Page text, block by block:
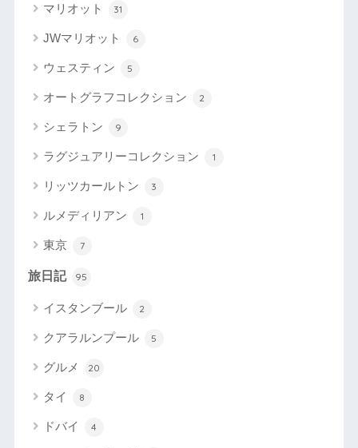
マリオット 31
JWマリオット 6
ウェスティン 5
オートグラフコレクション 2
シェラトン 9
ラグジュアリーコレクション 1
リッツカールトン 3
ルメディリアン 1
東京 7
旅日記 95
イスタンブール 2
クアラルンプール 5
グルメ 20
タイ 8
ドバイ 4